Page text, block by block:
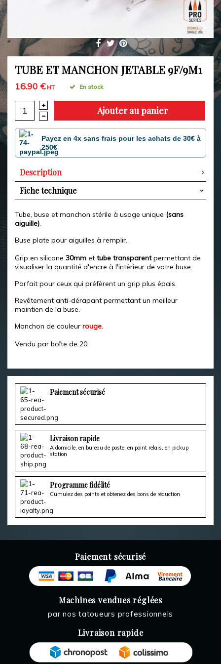
TUBE ET MANCHON JETABLE 9F/9M1
16.90 €HT En stock
Ajouter au panier
Payez en 4x sans frais pour les achats de 30€ à
250€
Description
Fiche technique
Tube, buse et manchon stérile à usage unique (sans
aiguille).
Buse plate pour aiguilles à remplir.
Grip en silicone 30mm et tube transparentpermettant de
visualiser la quantité d'encre à l'intérieur de votre buse.
Parfait pour ceux qui préfèrent un grip plus épais.
Revêtement anti-dérapant permettant un meilleur
maintien de la buse.
Manchon de couleur rouge.
Vendu par boîte de 20.
Paiement sécurisé
Livraison rapide
A domicile, en bureau de poste, en point relais, en pickup
station
Programme fidélité
Cumulez des points et obtenez des bons de réduction
Paiement sécurisé
Machines vendues réglées
par nos tatoueurs professionnels
Livraison rapide